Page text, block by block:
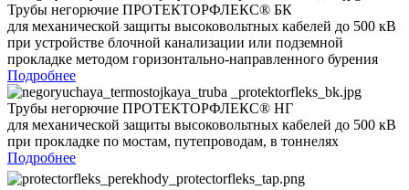
Трубы негорючие ПРОТЕКТОРФЛЕКС® БК
для механической защиты высоковольтных кабелей до 500 кВ
при устройстве блочной канализации или подземной
прокладке методом горизонтально-направленного бурения
Подробнее
Трубы негорючие ПРОТЕКТОРФЛЕКС® НГ
для механической защиты высоковольтных кабелей до 500 кВ
при прокладке по мостам, путепроводам, в тоннелях
Подробнее